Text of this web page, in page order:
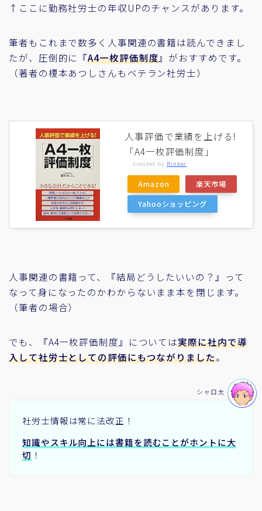
↑ここに勤務社労士の年収UPのチャンスがあります。
筆者もこれまで数多く人事関連の書籍は読んできまし
たが、圧倒的に『A4一枚評価制度』がおすすめです。
（著者の榎本あつしさんもベテラン社労士）
人事評価で業績を上げる!
「A4一枚評価制度」
created by Rinker
Amazon
楽天市場
Yahooショッピング
人事関連の書籍って、『結局どうしたいいの？』って
なって身になったのかわからないまま本を閉じます。
（筆者の場合）
でも、『A4一枚評価制度』については実際に社内で導
入して社労士としての評価にもつながりました。
社労士情報は常に法改正！
知識やスキル向上には書籍を読むことがホントに大
切 ！
シャロ太